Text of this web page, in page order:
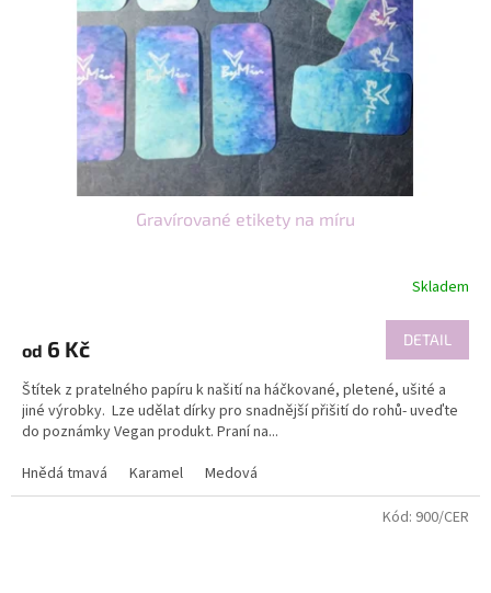
Gravírované etikety na míru
Skladem
od 6 Kč DETAIL
Štítek z pratelného papíru k našití na háčkované, pletené, ušité a
jiné výrobky. Lze udělat dírky pro snadnější přišití do rohů- uveďte
do poznámky Vegan produkt. Praní na...
Hnědá tmavá
Karamel Medová
Kód: 900/CER